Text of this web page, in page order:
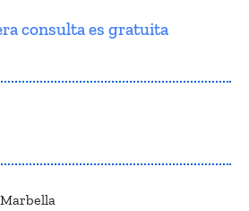
consulta es gratuita